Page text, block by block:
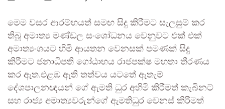
මෙම වසර ආරම්භයත් සමඟ සිදු කිරීමට සැලසුම් කර
තිබූ අමාත්‍ය මණ්ඩල සංශෝධනය වෙනුවට එක් එක්
අමාත්‍යංශයට හිමි ආයතන වෙනසක් පමණක් සිදු
කිරීමට ජනාධිපති ගෝඨාභය රාජපක්ෂ මහතා තීරණය
කර ඇත.එළඹ ඇති තත්වය යටතේ ඇතැම්
දේශපාලනඥයන් ගේ ඇමති ධුර අහිමි කිරීමත් කැබිනට්
සහ රාජ්‍ය අමාත්‍යවරුන්ගේ ඇමතිධුර වෙනස් කිරීමත්